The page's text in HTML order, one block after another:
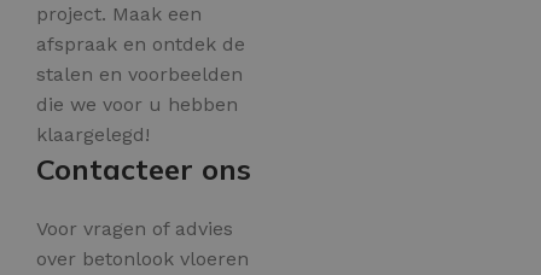
project. Maak een
afspraak en ontdek de
stalen en voorbeelden
die we voor u hebben
klaargelegd!
Contacteer ons
Voor vragen of advies
over betonlook vloeren